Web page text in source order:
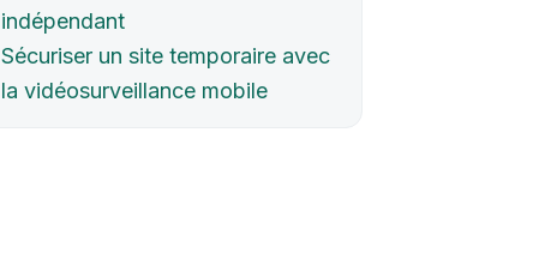
indépendant
Sécuriser un site temporaire avec
la vidéosurveillance mobile